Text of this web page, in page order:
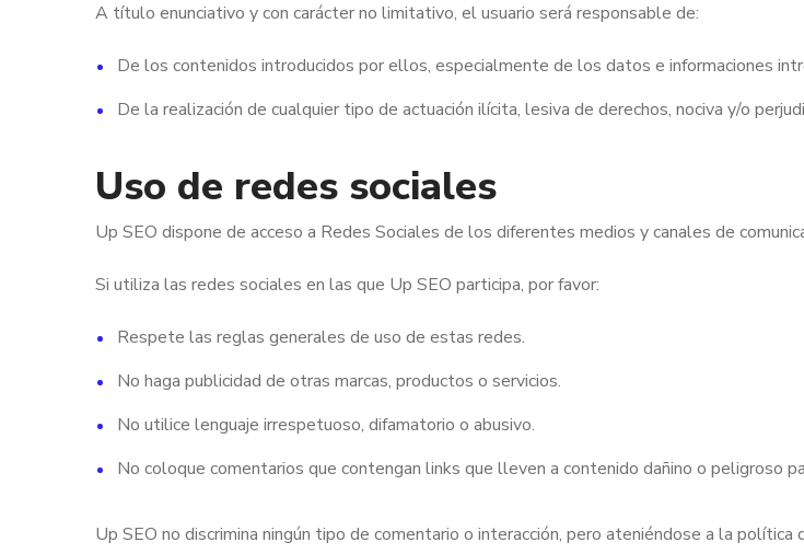
A título enunciativo y con carácter no limitativo, el usuario será responsable de:
De los contenidos introducidos por ellos, especialmente de los datos e informaciones
De la realización de cualquier tipo de actuación ilícita, lesiva de derechos, nociva y/o
Uso de redes sociales
Up SEO dispone de acceso a Redes Sociales de los diferentes medios y canales de
Si utiliza las redes sociales en las que Up SEO participa, por favor:
Respete las reglas generales de uso de estas redes.
No haga publicidad de otras marcas, productos o servicios.
No utilice lenguaje irrespetuoso, difamatorio o abusivo.
No coloque comentarios que contengan links que lleven a contenido dañino o peligroso
Up SEO no discrimina ningún tipo de comentario o interacción, pero ateniéndose a la